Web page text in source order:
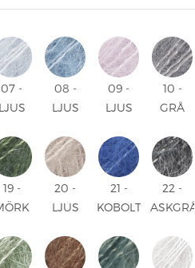
07 -
LJUS
UNI
08 -
LJUS
UNI
09 -
LJUS
UNI
10 -
GRÅ
19 -
UNI
20 -
LJUS
UNI
21 -
KOBOLTBLÅ
22 -
ASKGRÅ